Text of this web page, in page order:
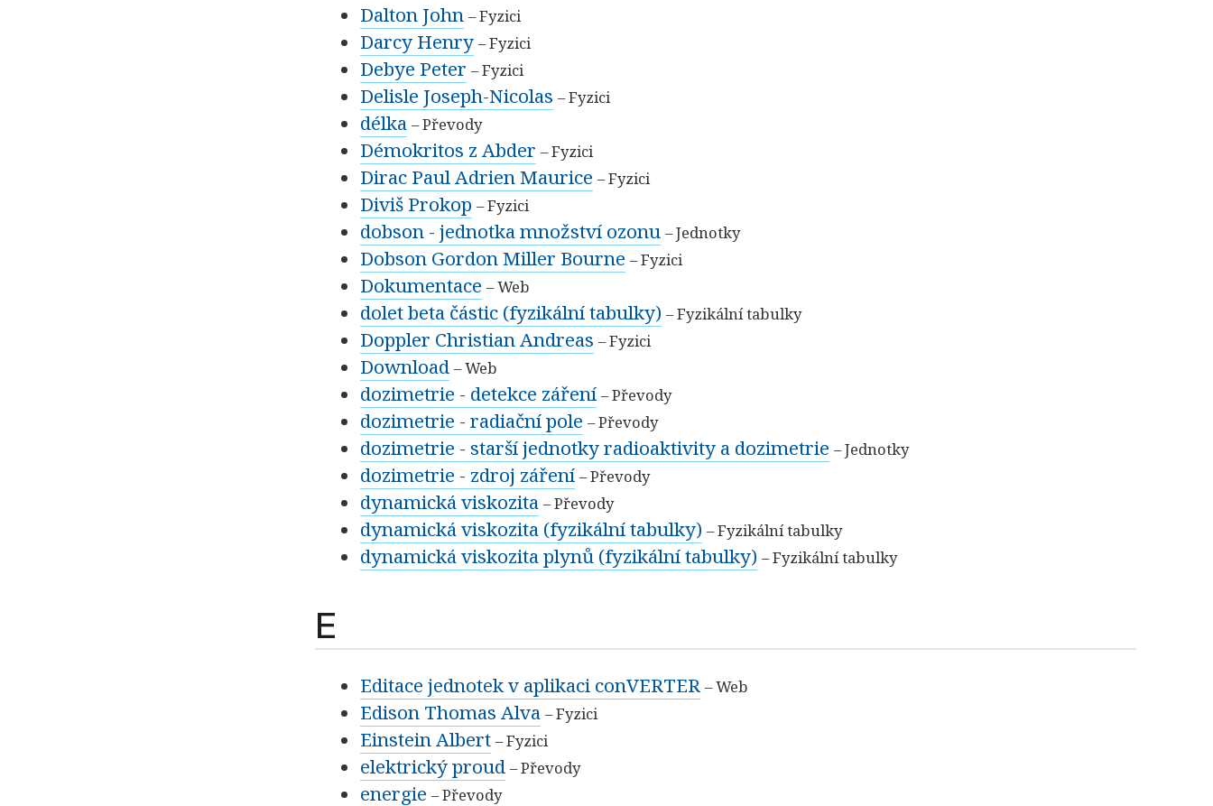
Dalton John – Fyzici
Darcy Henry – Fyzici
Debye Peter – Fyzici
Delisle Joseph-Nicolas – Fyzici
délka – Převody
Démokritos z Abder – Fyzici
Dirac Paul Adrien Maurice – Fyzici
Diviš Prokop – Fyzici
dobson - jednotka množství ozonu – Jednotky
Dobson Gordon Miller Bourne – Fyzici
Dokumentace – Web
dolet beta částic (fyzikální tabulky) – Fyzikální tabulky
Doppler Christian Andreas – Fyzici
Download – Web
dozimetrie - detekce záření – Převody
dozimetrie - radiační pole – Převody
dozimetrie - starší jednotky radioaktivity a dozimetrie – Jednotky
dozimetrie - zdroj záření – Převody
dynamická viskozita – Převody
dynamická viskozita (fyzikální tabulky) – Fyzikální tabulky
dynamická viskozita plynů (fyzikální tabulky) – Fyzikální tabulky
E
Editace jednotek v aplikaci conVERTER – Web
Edison Thomas Alva – Fyzici
Einstein Albert – Fyzici
elektrický proud – Převody
energie – Převody